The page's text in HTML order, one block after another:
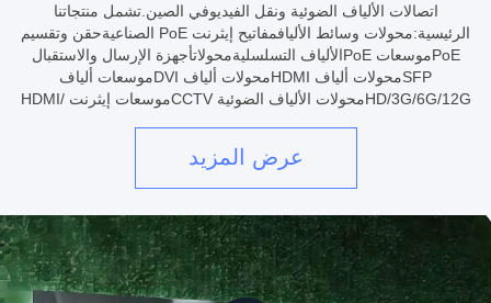
اتصالات الألياف الضوئية ونقل الفيديوفي الصين.تشمل منتجاتنا
الرئيسية:محولات وسائط الأليافمفاتيح إيثرنت PoE الصناعيةحقن وتقسيم
PoEموسعات PoEالألياف التسلسليةمحولاتأجهزة الإرسال والاستقبال
SFPمحولات ألياف HDMIمحولات ألياف DVIموسعات ألياف
HD/3G/6G/12Gمحولات الألياف الضوئية CCTVموسعات إيثرنت HDMI/
عرض المزيد